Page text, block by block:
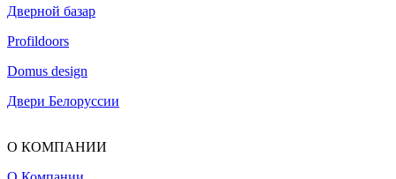
Дверной базар
Profildoors
Domus design
Двери Белоруссии
О КОМПАНИИ